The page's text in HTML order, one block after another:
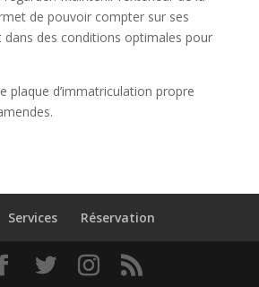
de pouvoir compter sur ses
dans des conditions optimales pour
plaque d’immatriculation propre
Services Réservation